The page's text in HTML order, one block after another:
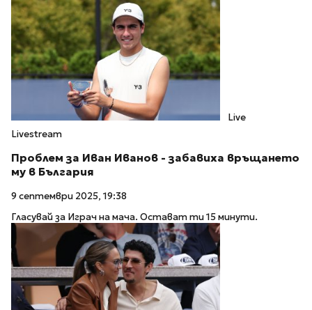
Live
Livestream
Проблем за Иван Иванов - забавиха връщането
му в България
9 септември 2025, 19:38
Гласувай за Играч на мача. Остават ти 15 минути.